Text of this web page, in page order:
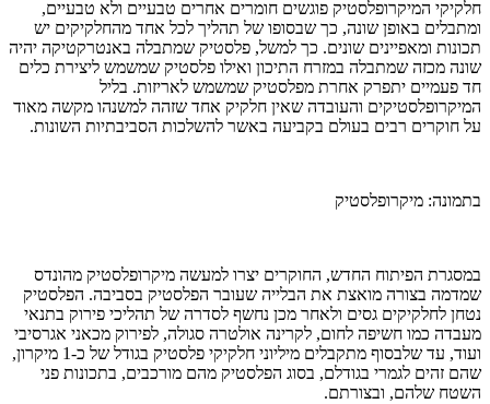
חלקיקי המיקרופלסטיק פוגשים חומרים אחרים טבעיים ולא טבעיים,
ומתבלים באופן שונה, כך שבסופו של תהליך לכל אחד מהחלקיקים יש
תכונות ומאפיינים שונים. כך למשל, פלסטיק שמתבלה באנטרקטיקה יהיה
שונה מכזה שמתבלה במזרח התיכון ואילו פלסטיק שמשמש ליצירת כלים
חד פעמיים יתפרק אחרת מפלסטיק שמשמש לאריזות. בליל
המיקרופלסטיקים והעובדה שאין חלקיק אחד שזהה למשנהו מקשה מאוד
על חוקרים רבים בעולם בקביעה באשר להשלכות הסביבתיות השונות.
בתמונה: מיקרופלסטיק
במסגרת הפיתוח החדש, החוקרים יצרו למעשה מיקרופלסטיק מהונדס
שמדמה בצורה מואצת את הבלייה שעובר הפלסטיק בסביבה. הפלסטיק
נטחן לחלקיקים גסים ולאחר מכן נחשף לסדרה של תהליכי פירוק בתנאי
מעבדה כמו חשיפה לחום, לקרינה אולטרה סגולה, לפירוק מכאני אגרסיבי
ועוד, עד שלבסוף מתקבלים מיליוני חלקיקי פלסטיק בגודל של כ-1 מיקרון,
שהם זהים לגמרי בגודלם, בסוג הפלסטיק מהם מורכבים, בתכונות פני
השטח שלהם, ובצורתם.